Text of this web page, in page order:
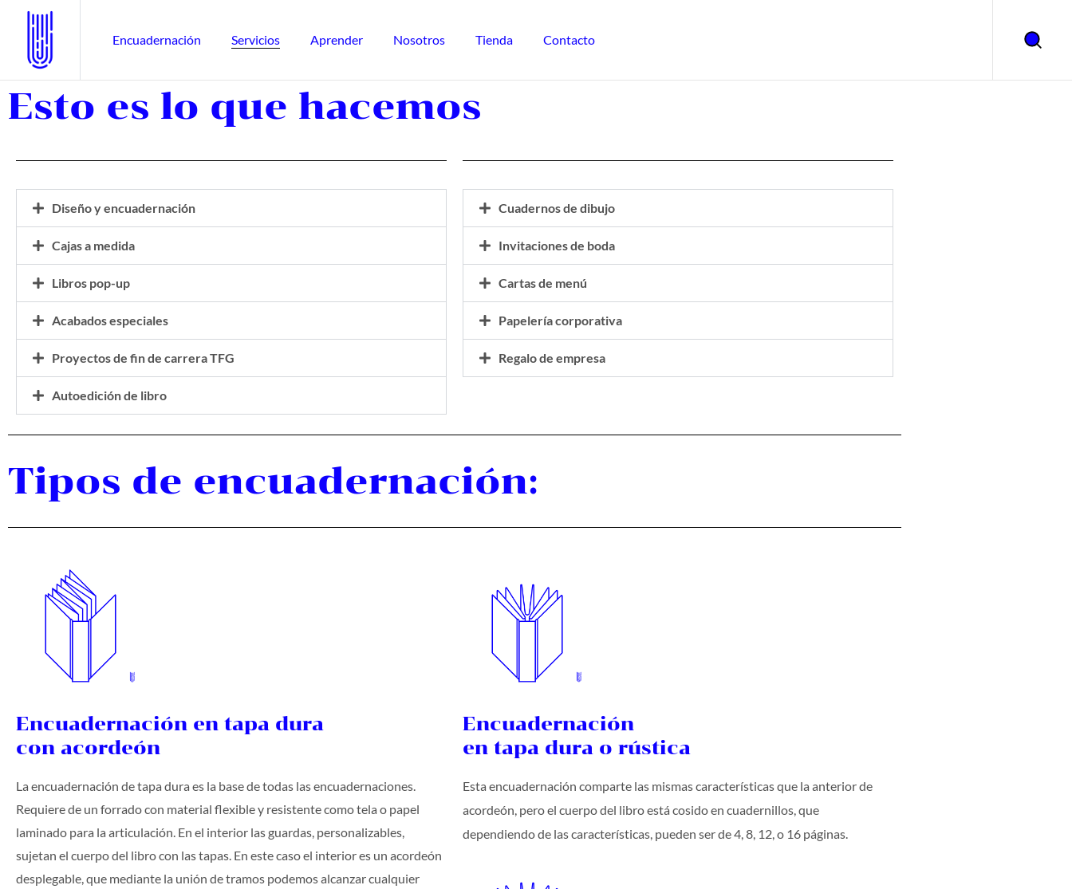
Encuadernación Servicios Aprender Nosotros Tienda Contacto
Esto es lo que hacemos
Diseño y encuadernación
Cajas a medida
Libros pop-up
Acabados especiales
Proyectos de fin de carrera TFG
Autoedición de libro
Cuadernos de dibujo
Invitaciones de boda
Cartas de menú
Papelería corporativa
Regalo de empresa
Tipos de encuadernación:
Encuadernación en tapa dura
con acordeón
La encuadernación de tapa dura es la base de todas las encuadernaciones.
Requiere de un forrado con material flexible y resistente como tela o papel
laminado para la articulación. En el interior las guardas, personalizables,
sujetan el cuerpo del libro con las tapas. En este caso el interior es un acordeón
desplegable, que mediante la unión de tramos podemos alcanzar cualquier
Encuadernación
en tapa dura o rústica
Esta encuadernación comparte las mismas características que la anterior de
acordeón, pero el cuerpo del libro está cosido en cuadernillos, que
dependiendo de las características, pueden ser de 4, 8, 12, o 16 páginas.